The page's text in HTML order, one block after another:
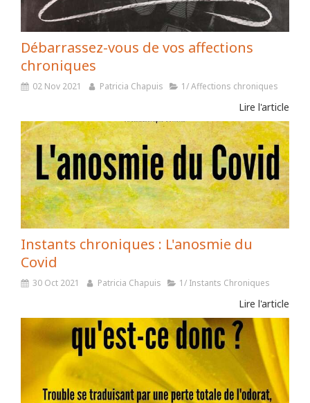
Débarrassez-vous de vos affections
chroniques
02 Nov 2021 Patricia Chapuis 1/ Affections chroniques
Lire l'article
Instants chroniques : L'anosmie du
Covid
30 Oct 2021 Patricia Chapuis 1/ Instants Chroniques
Lire l'article